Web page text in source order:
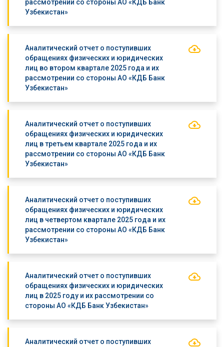
рассмотрении со стороны АО «КДБ Банк
Узбекистан»
Аналитический отчет о поступивших
обращениях физических и юридических
лиц во втором квартале 2025 года и их
рассмотрении со стороны АО «КДБ Банк
Узбекистан»
Аналитический отчет о поступивших
обращениях физических и юридических
лиц в третьем квартале 2025 года и их
рассмотрении со стороны АО «КДБ Банк
Узбекистан»
Аналитический отчет о поступивших
обращениях физических и юридических
лиц в четвертом квартале 2025 года и их
рассмотрении со стороны АО «КДБ Банк
Узбекистан»
Аналитический отчет о поступивших
обращениях физических и юридических
лиц в 2025 году и их рассмотрении со
стороны АО «КДБ Банк Узбекистан»
Аналитический отчет о поступивших